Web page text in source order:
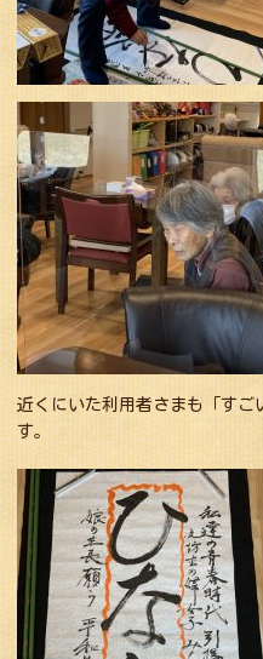
近くにいた利用者さまも「すご
す。